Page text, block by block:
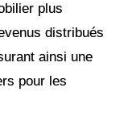
plus
distribués
ainsi une
pour les